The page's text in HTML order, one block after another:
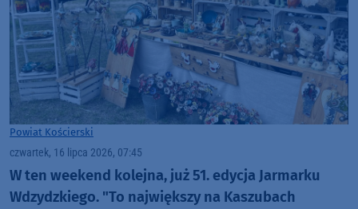
Powiat Kościerski
czwartek, 16 lipca 2026, 07:45
W ten weekend kolejna, już 51. edycja Jarmarku
Wdzydzkiego. "To największy na Kaszubach